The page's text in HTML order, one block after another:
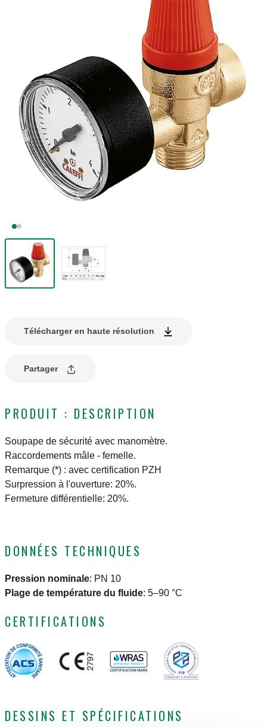
Télécharger en haute résolution
Partager
PRODUIT : DESCRIPTION
Soupape de sécurité avec manomètre.
Raccordements mâle - femelle.
Remarque (*) : avec certification PZH
Surpression à l'ouverture: 20%.
Fermeture différentielle: 20%.
DONNÉES TECHNIQUES
Pression nominale: PN 10
Plage de température du fluide: 5–90 °C
CERTIFICATIONS
DESSINS ET SPÉCIFICATIONS